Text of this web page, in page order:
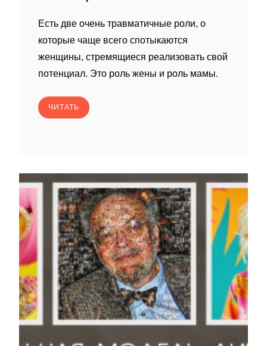
Есть две очень травматичные роли, о
которые чаще всего спотыкаются
женщины, стремящиеся реализовать свой
потенциал. Это роль жены и роль мамы.
ЧИТАТЬ